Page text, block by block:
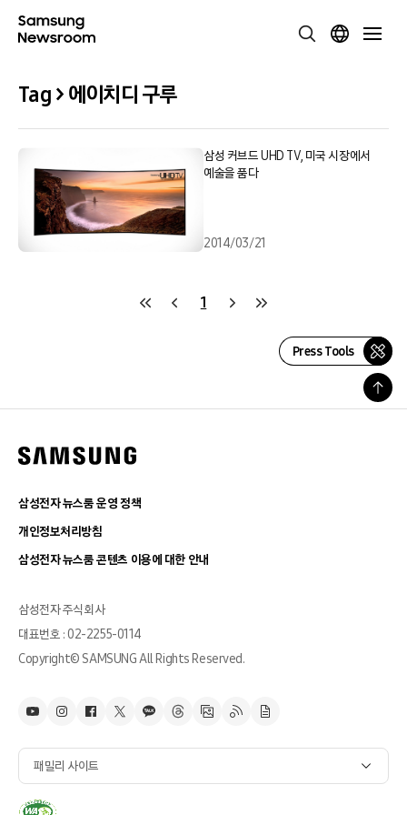
Tag > 에이치디 구루
삼성 커브드 UHD TV, 미국 시장에서
예술을 품다
2014/03/21
1
Press Tools
삼성전자 뉴스룸 운영 정책
개인정보처리방침
삼성전자 뉴스룸 콘텐츠 이용에 대한 안내
삼성전자 주식회사
대표번호 : 02-2255-0114
Copyright© SAMSUNG All Rights Reserved.
패밀리 사이트